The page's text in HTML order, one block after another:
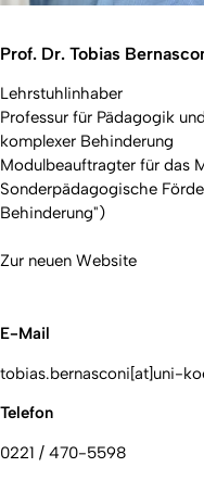
Prof. Dr. Tobias
Lehrstuhlinhaber
Professur für Pädagogik
komplexer Behinderung
Modulbeauftragter für das
Sonderpädagogische
Behinderung")
Zur neuen Website
E-Mail
tobias.bernasconi[at]uni-
Telefon
0221 / 470-5598